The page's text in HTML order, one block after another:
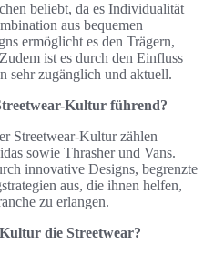
beliebt, da es Individualität
aus bequemen
ermöglicht es den Trägern,
ist es durch den Einfluss
sehr zugänglich und aktuell.
Kultur führend?
Streetwear-Kultur zählen
sowie Thrasher und Vans.
innovative Designs, begrenzte
aus, die ihnen helfen,
zu erlangen.
die Streetwear?